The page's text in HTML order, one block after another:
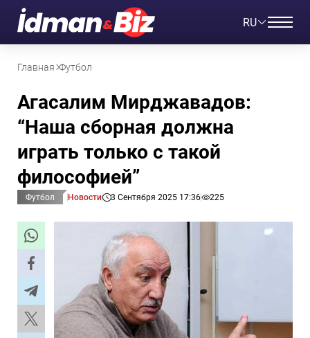
RU
Главная Футбол
Агасалим Мирджавадов:
“Наша сборная должна
играть только с такой
философией”
Футбол Новости 3 Сентября 2025 17:36 225